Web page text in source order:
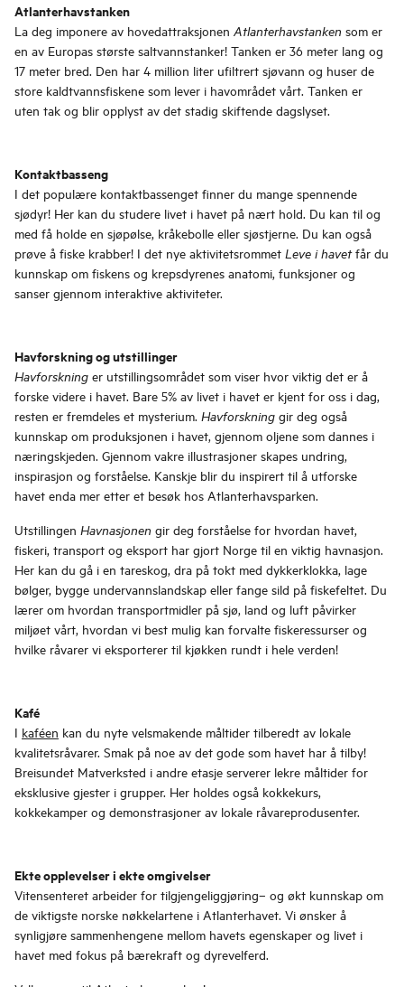
Atlanterhavstanken
La deg imponere av hovedattraksjonen Atlanterhavstanken som er
en av Europas største saltvannstanker! Tanken er 36 meter lang og
17 meter bred. Den har 4 million liter ufiltrert sjøvann og huser de
store kaldtvannsfiskene som lever i havområdet vårt. Tanken er
uten tak og blir opplyst av det stadig skiftende dagslyset.
Kontaktbasseng
I det populære kontaktbassenget finner du mange spennende
sjødyr! Her kan du studere livet i havet på nært hold. Du kan til og
med få holde en sjøpølse, kråkebolle eller sjøstjerne. Du kan også
prøve å fiske krabber! I det nye aktivitetsrommet Leve i havetfår du
kunnskap om fiskens og krepsdyrenes anatomi, funksjoner og
sanser gjennom interaktive aktiviteter.
Havforskning og utstillinger
Havforskning er utstillingsområdet som viser hvor viktig det er å
forske videre i havet. Bare 5% av livet i havet er kjent for oss i dag,
resten er fremdeles et mysterium. Havforskning gir deg også
kunnskap om produksjonen i havet, gjennom oljene som dannes i
næringskjeden. Gjennom vakre illustrasjoner skapes undring,
inspirasjon og forståelse. Kanskje blir du inspirert til å utforske
havet enda mer etter et besøk hos Atlanterhavsparken.
Utstillingen Havnasjonen gir deg forståelse for hvordan havet,
fiskeri, transport og eksport har gjort Norge til en viktig havnasjon.
Her kan du gå i en tareskog, dra på tokt med dykkerklokka, lage
bølger, bygge undervannslandskap eller fange sild på fiskefeltet. Du
lærer om hvordan transportmidler på sjø, land og luft påvirker
miljøet vårt, hvordan vi best mulig kan forvalte fiskeressurser og
hvilke råvarer vi eksporterer til kjøkken rundt i hele verden!
Kafé
I kaféen kan du nyte velsmakende måltider tilberedt av lokale
kvalitetsråvarer. Smak på noe av det gode som havet har å tilby!
Breisundet Matverksted i andre etasje serverer lekre måltider for
eksklusive gjester i grupper. Her holdes også kokkekurs,
kokkekamper og demonstrasjoner av lokale råvareprodusenter.
Ekte opplevelser i ekte omgivelser
Vitensenteret arbeider for tilgjengeliggjøring– og økt kunnskap om
de viktigste norske nøkkelartene i Atlanterhavet. Vi ønsker å
synligjøre sammenhengene mellom havets egenskaper og livet i
havet med fokus på bærekraft og dyrevelferd.